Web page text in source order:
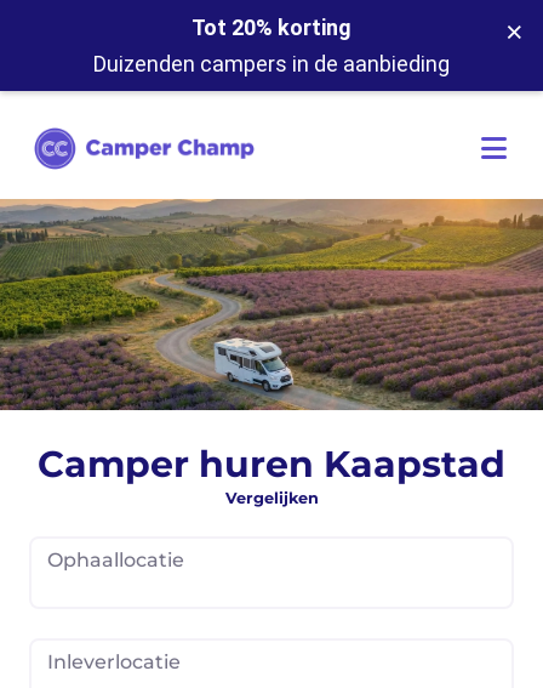
Tot 20% korting
Duizenden campers in de aanbieding
×
Camper huren Kaapstad
Vergelijken
Ophaallocatie
Inleverlocatie